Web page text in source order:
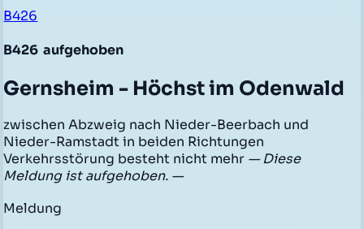
B426
B426 aufgehoben
Gernsheim - Höchst im Odenwald
zwischen Abzweig nach Nieder-Beerbach und
Nieder-Ramstadt in beiden Richtungen
Verkehrsstörung besteht nicht mehr — Diese
Meldung ist aufgehoben. —
Meldung